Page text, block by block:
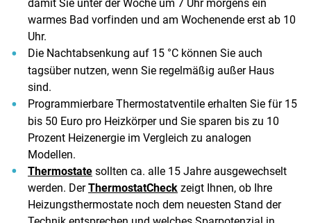
damit Sie unter der Woche um 7 Uhr morgens ein
warmes Bad vorfinden und am Wochenende erst ab 10
Uhr.
Die Nachtabsenkung auf 15 °C können Sie auch
tagsüber nutzen, wenn Sie regelmäßig außer Haus
sind.
Programmierbare Thermostatventile erhalten Sie für 15
bis 50 Euro pro Heizkörper und Sie sparen bis zu 10
Prozent Heizenergie im Vergleich zu analogen
Modellen.
Thermostate sollten ca. alle 15 Jahre ausgewechselt
werden. DerThermostatCheck zeigt Ihnen, ob Ihre
Heizungsthermostate noch dem neuesten Stand der